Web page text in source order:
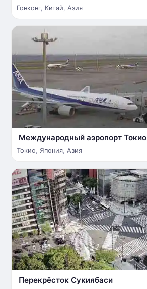
Гонконг, Китай, Азия
Международный аэропорт Токио
Токио, Япония, Азия
Перекрёсток Сукиябаси